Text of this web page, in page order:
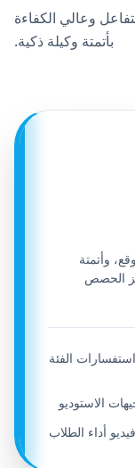
وعالي الكفاءة
بأتمتة وكيلة ذكية.
وأتمتة
الحصص
الفئة
الاستوديو
أداء الطلاب